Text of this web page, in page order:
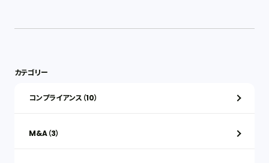
カテゴリー
コンプライアンス（10）
M&A（3）